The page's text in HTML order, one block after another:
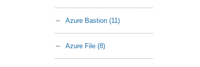
Azure Bastion (11)
Azure File (8)